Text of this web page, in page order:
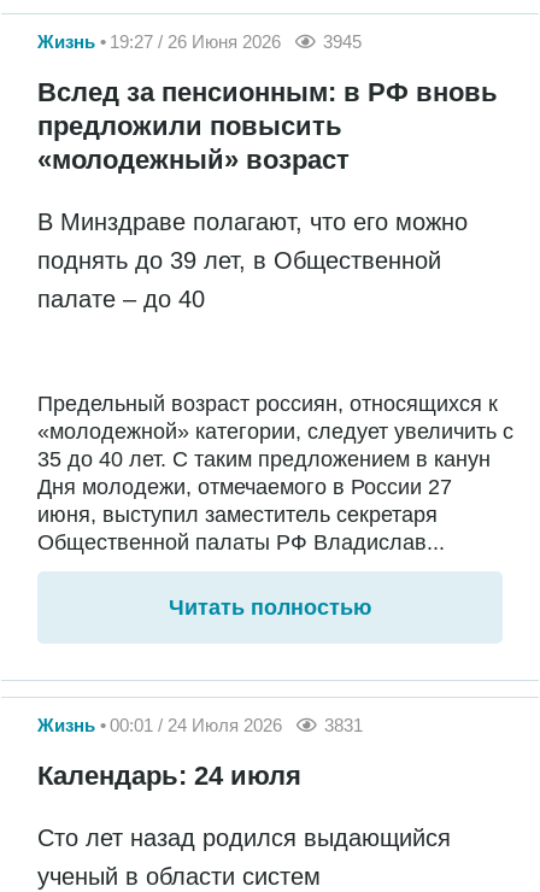
Жизнь 19:27 / 26 Июня 2026 3945
Вслед за пенсионным: в РФ вновь
предложили повысить
«молодежный» возраст
В Минздраве полагают, что его можно
поднять до 39 лет, в Общественной
палате – до 40
Предельный возраст россиян, относящихся к
«молодежной» категории, следует увеличить с
35 до 40 лет. С таким предложением в канун
Дня молодежи, отмечаемого в России 27
июня, выступил заместитель секретаря
Общественной палаты РФ Владислав...
Читать полностью
Жизнь 00:01 / 24 Июля 2026 3831
Календарь: 24 июля
Сто лет назад родился выдающийся
ученый в области систем